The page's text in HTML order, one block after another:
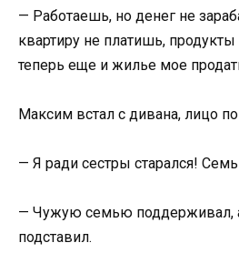
— Работаешь, но денег не
квартиру не платишь,
теперь еще и жилье мое
Максим встал с дивана, лицо
— Я ради сестры старался!
— Чужую семью поддерживал,
подставил.